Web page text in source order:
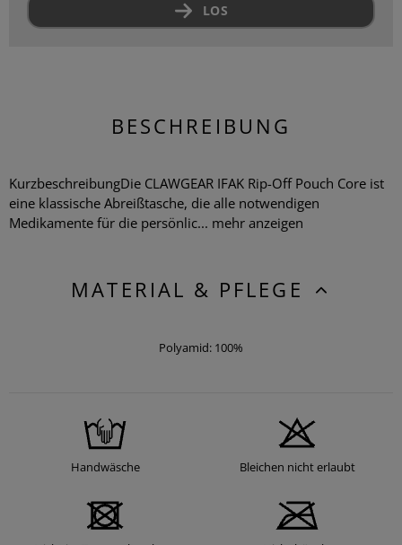
LOS
BESCHREIBUNG
KurzbeschreibungDie CLAWGEAR IFAK Rip-Off Pouch Core ist
eine klassische Abreißtasche, die alle notwendigen
Medikamente für die persönlic... mehr anzeigen
MATERIAL & PFLEGE
Polyamid: 100%
Handwäsche Bleichen nicht erlaubt